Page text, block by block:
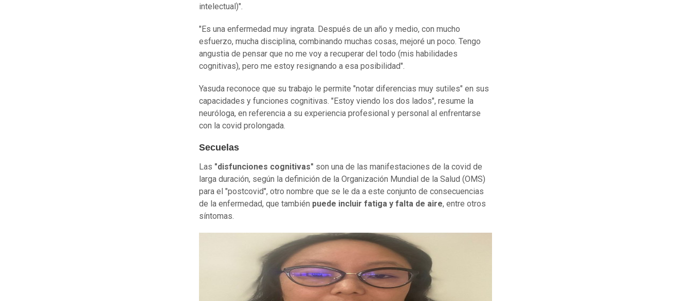
intelectual)".
"Es una enfermedad muy ingrata. Después de un año y medio, con mucho
esfuerzo, mucha disciplina, combinando muchas cosas, mejoré un poco. Tengo
angustia de pensar que no me voy a recuperar del todo (mis habilidades
cognitivas), pero me estoy resignando a esa posibilidad".
Yasuda reconoce que su trabajo le permite "notar diferencias muy sutiles" en sus
capacidades y funciones cognitivas. "Estoy viendo los dos lados", resume la
neuróloga, en referencia a su experiencia profesional y personal al enfrentarse
con la covid prolongada.
Secuelas
Las "disfunciones cognitivas" son una de las manifestaciones de la covid de
larga duración, según la definición de la Organización Mundial de la Salud (OMS)
para el "postcovid", otro nombre que se le da a este conjunto de consecuencias
de la enfermedad, que también puede incluir fatiga y falta de aire, entre otros
síntomas.